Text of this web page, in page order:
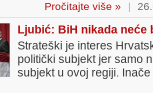
Pročitajte više » |
Ljubić: BiH nikada
Strateški je interes
politički subjekt jer samo
subjekt u ovoj regiji.